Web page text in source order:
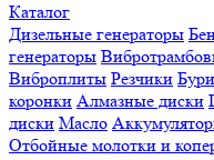
Каталог
Дизельные генераторы
генераторы
Виброплиты Резчики
коронки Алмазные диски
диски Масло
Отбойные молотки и